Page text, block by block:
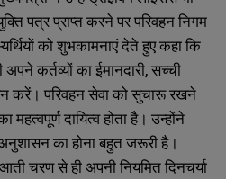
पत्र प्राप्त करने पर परिवहन निगम
को शुभकामनाएं देते हुए कहा कि
कर्तव्यों का ईमानदारी, सच्ची
करें। परिवहन सेवा को सुचारू रखने
दायित्व होता है। उन्होंने
का होना बहुत जरूरी है।
चरण से ही अपनी नियमित दिनचर्या